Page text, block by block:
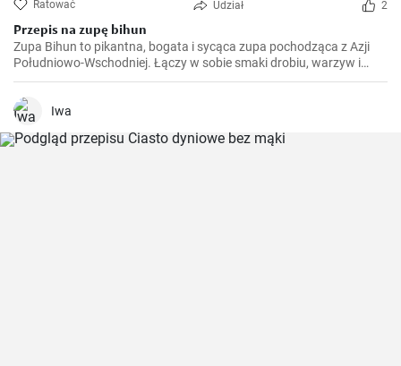
Ratować Udział 2
Przepis na zupę bihun
Zupa Bihun to pikantna, bogata i sycąca zupa pochodząca z Azji
Południowo-Wschodniej. Łączy w sobie smaki drobiu, warzyw i
makaronu ryżowego w jednym garnku. Przygotowujemy ją w domu
co tydzień.
Iwa